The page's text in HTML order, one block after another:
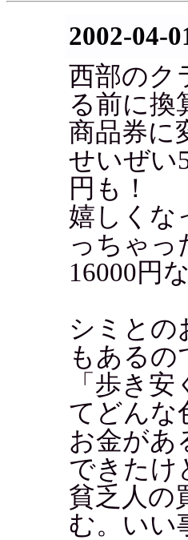
2002-04-
西部のク
る前に換
商品券に
せいぜい
円も！
嬉しくな
っちゃ
16000円
シミとの
もあるの
「歩き
てどんな
お金があ
できたけ
貧乏人の
む。いい